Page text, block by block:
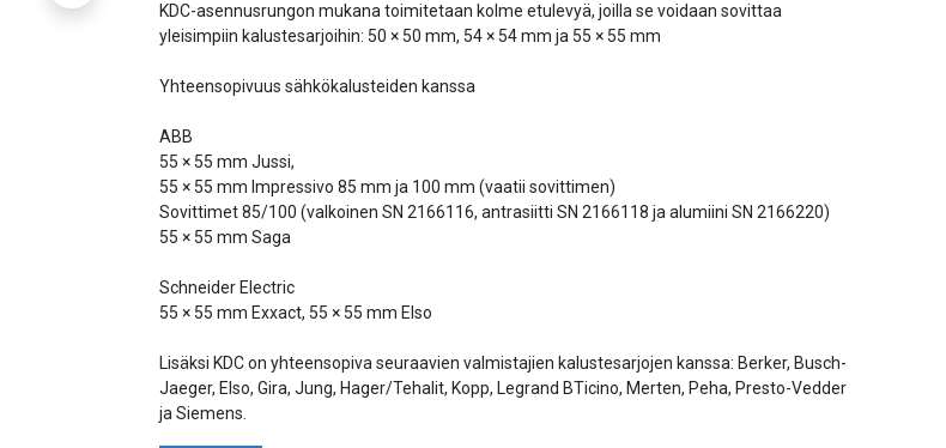
KDC-asennusrungon mukana toimitetaan kolme etulevyä, joilla se voidaan sovittaa
yleisimpiin kalustesarjoihin: 50 × 50 mm, 54 × 54 mm ja 55 × 55 mm
Yhteensopivuus sähkökalusteiden kanssa
ABB
55 × 55 mm Jussi,
55 × 55 mm Impressivo 85 mm ja 100 mm (vaatii sovittimen)
Sovittimet 85/100 (valkoinen SN 2166116, antrasiitti SN 2166118 ja alumiini SN 2166220)
55 × 55 mm Saga
Schneider Electric
55 × 55 mm Exxact, 55 × 55 mm Elso
Lisäksi KDC on yhteensopiva seuraavien valmistajien kalustesarjojen kanssa: Berker, Busch-
Jaeger, Elso, Gira, Jung, Hager/Tehalit, Kopp, Legrand BTicino, Merten, Peha, Presto-Vedder
ja Siemens.